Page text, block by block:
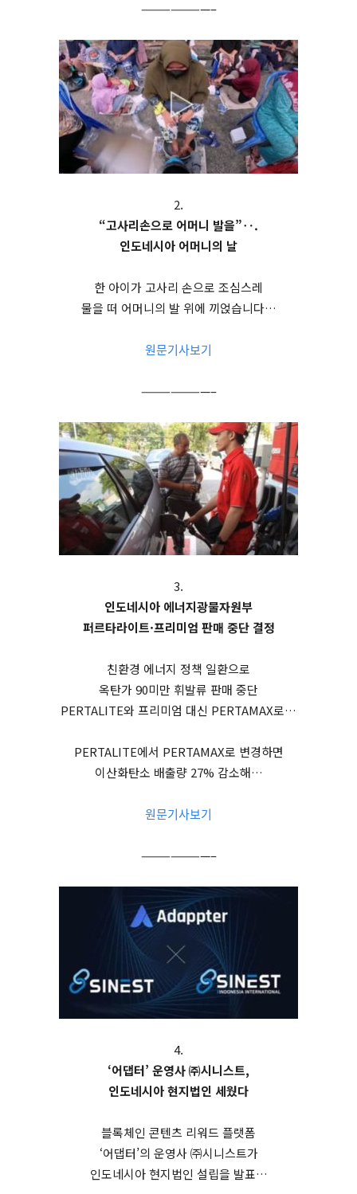
———————–
2.
“고사리손으로 어머니 발을”‥.
인도네시아 어머니의 날
한 아이가 고사리 손으로 조심스레
물을 떠 어머니의 발 위에 끼얹습니다…
원문기사보기
———————–
3.
인도네시아 에너지광물자원부
퍼르타라이트·프리미엄 판매 중단 결정
친환경 에너지 정책 일환으로
옥탄가 90미만 휘발류 판매 중단
PERTALITE와 프리미엄 대신 PERTAMAX로…
PERTALITE에서 PERTAMAX로 변경하면
이산화탄소 배출량 27% 감소해…
원문기사보기
———————–
4.
‘어댑터’ 운영사 ㈜시니스트,
인도네시아 현지법인 세웠다
블록체인 콘텐츠 리워드 플랫폼
‘어댑터’의 운영사 ㈜시니스트가
인도네시아 현지법인 설립을 발표…